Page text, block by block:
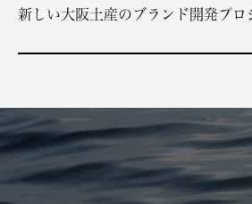
新しい大阪土産のブランド開発プロ